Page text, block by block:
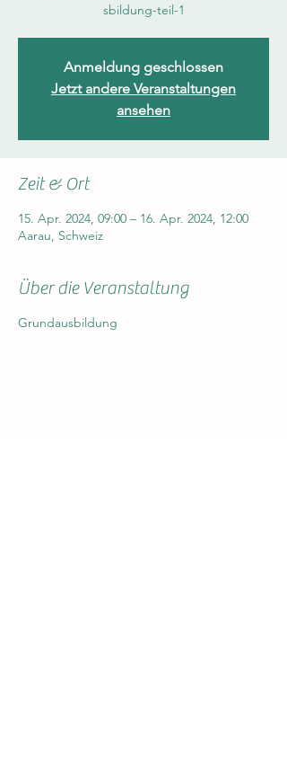
sbildung-teil-1
Anmeldung geschlossen
Jetzt andere Veranstaltungen
ansehen
Zeit & Ort
15. Apr. 2024, 09:00 – 16. Apr. 2024, 12:00
Aarau, Schweiz
Über die Veranstaltung
Grundausbildung